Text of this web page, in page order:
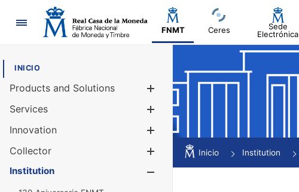
Navigation
FNMT Ceres
Sede
Electrónica
INICIO
Products and Solutions
Services
Innovation
Collector
Show/Hide
Institution
Inicio Institution